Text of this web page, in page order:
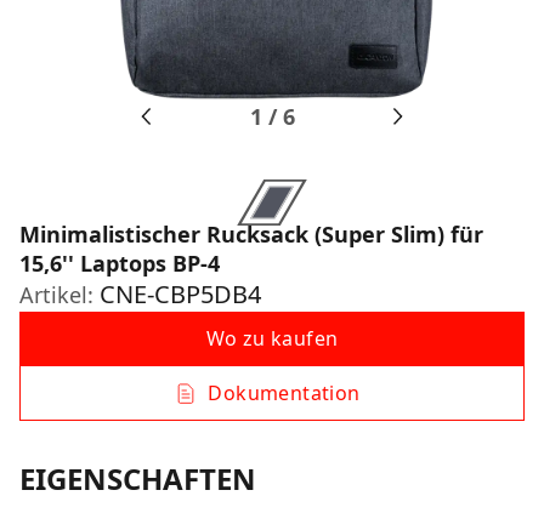
1 /6
Minimalistischer Rucksack (Super Slim) für
15,6'' Laptops BP-4
Artikel: CNE-CBP5DB4
Wo zu kaufen
Dokumentation
EIGENSCHAFTEN